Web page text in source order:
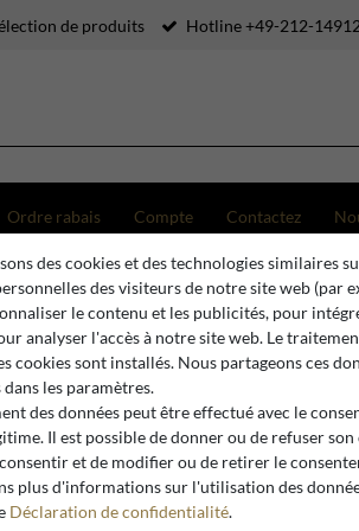
de produits Hotline +49-212-
Ordre rabais Compte Contactez
/ Or 57 x 57 x H. 82 cm - Meubles de Salle à Manger -
des cookies et des technologies similaires
des visiteurs de notre site web (par
le contenu et les publicités, pour
analyser l'accès à notre site web. Le
cookies sont installés. Nous partageons ces
les paramètres.
des données peut être effectué avec le
Il est possible de donner ou de refuser
et de modifier ou de retirer le
plus d'informations sur l'utilisation des
Déclaration de confidentialité.